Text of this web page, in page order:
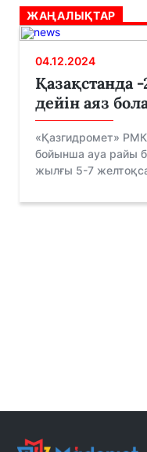
ЖАҢАЛЫҚТАР
04.12.2024
Қазақстанда
дейін аяз
«Қазгидромет»
бойынша ауа райы
жылғы 5-7